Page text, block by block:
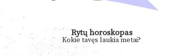
Rytų horoskopas
Kokie tavęs laukia metai?